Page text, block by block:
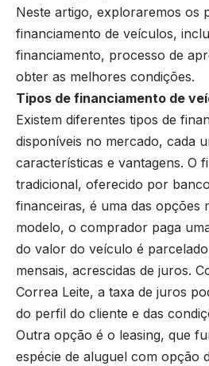
Neste artigo, exploraremos os
financiamento de veículos,
financiamento, processo de
obter as melhores condições.
Tipos de financiamento de
Existem diferentes tipos de
disponíveis no mercado, cada
características e vantagens. O
tradicional, oferecido por
financeiras, é uma das opções
modelo, o comprador paga
do valor do veículo é
mensais, acrescidas de juros.
Correa Leite, a taxa de juros
do perfil do cliente e das
Outra opção é o leasing, que
espécie de aluguel com opção